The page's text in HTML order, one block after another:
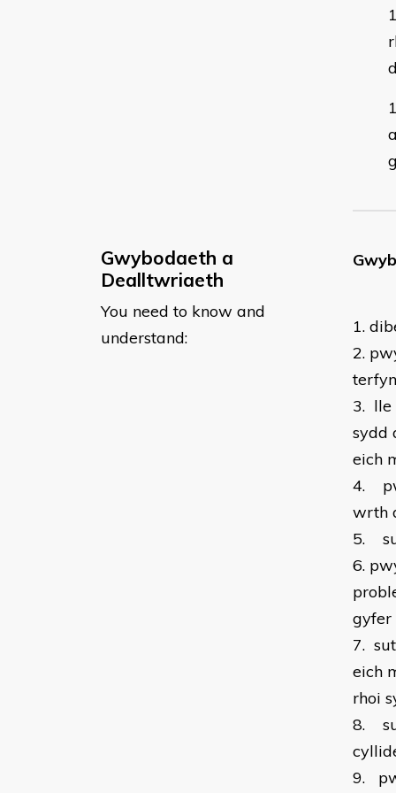
Gwybodaeth a
Dealltwriaeth
You need to know and
understand:
1.
2.
3. lle
sydd
eich
4.
wrth
5.
6.
gyfer
7.
eich
rhoi
8.
9.